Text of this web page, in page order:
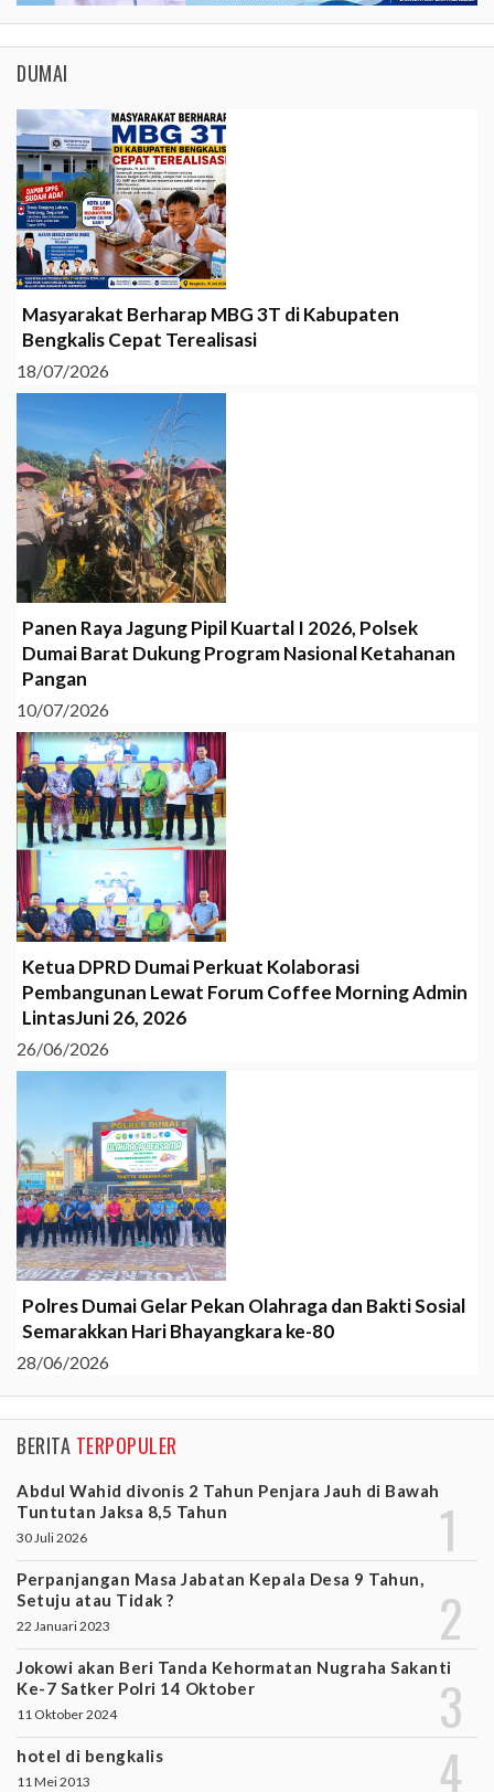
DUMAI
Masyarakat Berharap MBG 3T di Kabupaten
Bengkalis Cepat Terealisasi
18/07/2026
Panen Raya Jagung Pipil Kuartal I 2026, Polsek
Dumai Barat Dukung Program Nasional Ketahanan
Pangan
10/07/2026
Ketua DPRD Dumai Perkuat Kolaborasi
Pembangunan Lewat Forum Coffee Morning Admin
LintasJuni 26, 2026
26/06/2026
Polres Dumai Gelar Pekan Olahraga dan Bakti Sosial
Semarakkan Hari Bhayangkara ke-80
28/06/2026
BERITA TERPOPULER
Abdul Wahid divonis 2 Tahun Penjara Jauh di Bawah
Tuntutan Jaksa 8,5 Tahun
30 Juli 2026
Perpanjangan Masa Jabatan Kepala Desa 9 Tahun,
Setuju atau Tidak ?
22 Januari 2023
Jokowi akan Beri Tanda Kehormatan Nugraha Sakanti
Ke-7 Satker Polri 14 Oktober
11 Oktober 2024
hotel di bengkalis
11 Mei 2013